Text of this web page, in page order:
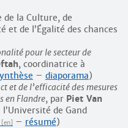
de la Culture, de
et de l’Égalité des chances
pour le secteur de
, coordinatrice à
– diaporama)
et de l’efficacité des mesures
en Flandre, par Piet Van
de Gand
– résumé)